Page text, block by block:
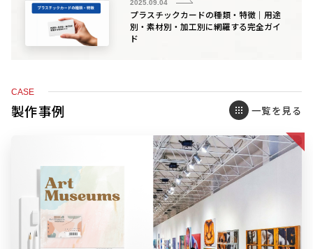
2025.09.04
プラスチックカードの種類・特徴｜用途
別・素材別・加工別に網羅する完全ガイ
ド
CASE
製作事例 一覧を見る